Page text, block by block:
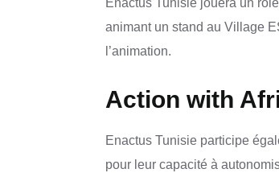
Enactus Tunisie jouera un
animant un stand au Village
l’animation.
Action with
Enactus Tunisie participe
pour leur capacité à